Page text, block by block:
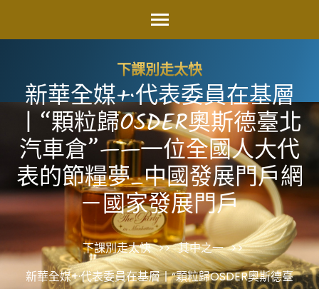
Enter)
下課別走太快
新華全媒+·代表委員在基層
丨“顆粒歸OSDER奧斯德臺北
汽車倉”——一位全國人大代
表的節糧夢_中國發展門戶網
－國家發展門戶
下課別走太快 >> 其中之一 >>
新華全媒+·代表委員在基層丨“顆粒歸OSDER奧斯德臺